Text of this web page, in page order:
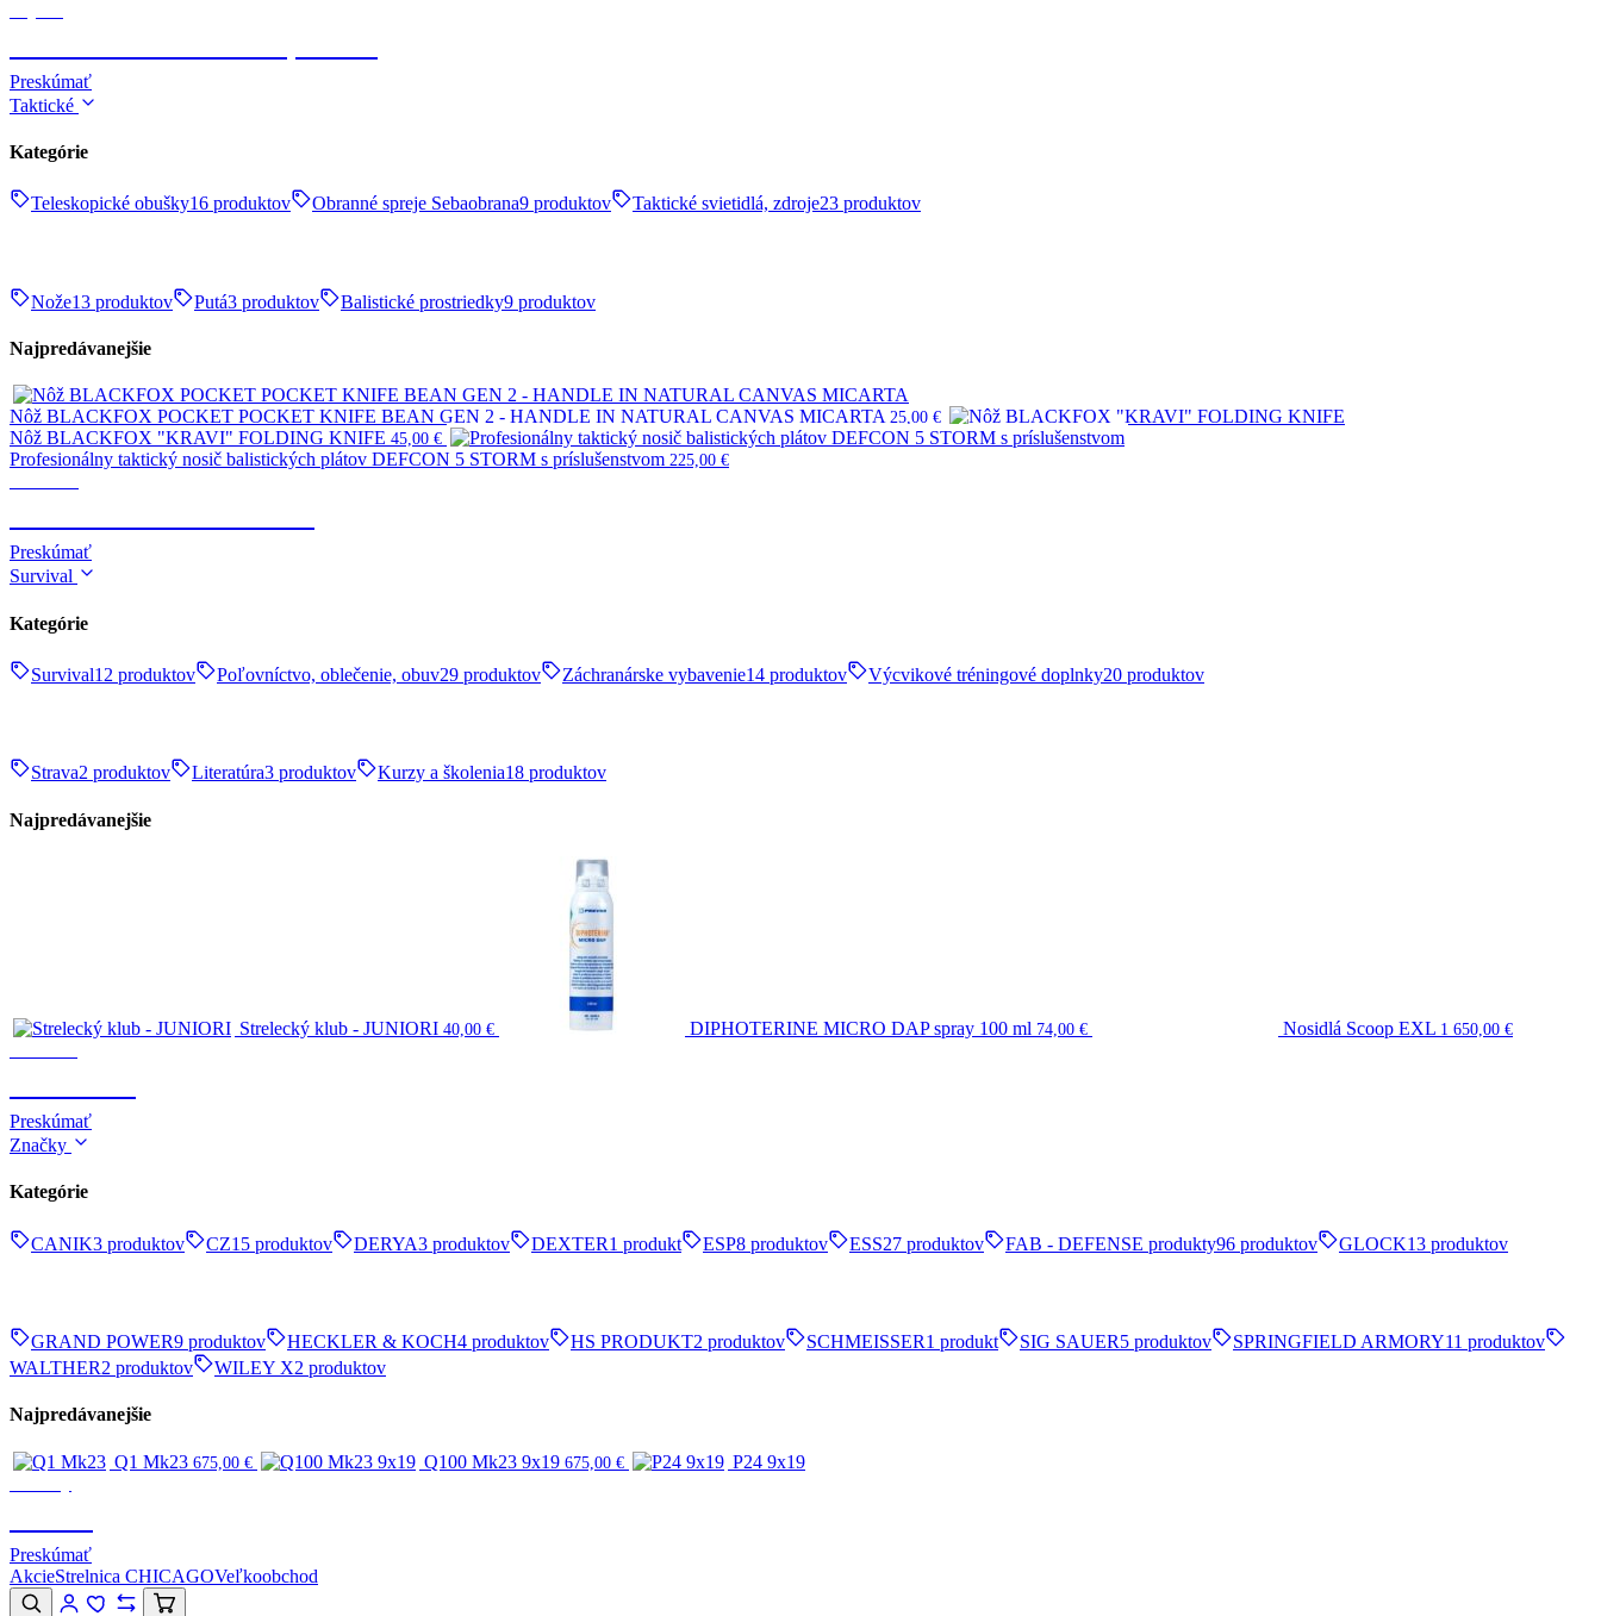
Preskúmať
Taktické
Kategórie
Teleskopické obušky16 produktov Obranné spreje Sebaobrana9 produktov Taktické svietidlá, zdroje23 produktov
Nože13 produktov Putá3 produktov Balistické prostriedky9 produktov
Najpredávanejšie
Nôž BLACKFOX POCKET POCKET KNIFE BEAN GEN 2 - HANDLE IN NATURAL CANVAS MICARTA 25,00 €
Nôž BLACKFOX "KRAVI" FOLDING KNIFE 45,00 €
Profesionálny taktický nosič balistických plátov DEFCON 5 STORM s príslušenstvom 225,00 €
Preskúmať
Survival
Kategórie
Survival12 produktov Poľovníctvo, oblečenie, obuv29 produktov Záchranárske vybavenie14 produktov Výcvikové tréningové doplnky20 produktov
Strava2 produktov Literatúra3 produktov Kurzy a školenia18 produktov
Najpredávanejšie
Strelecký klub - JUNIORI 40,00 € DIPHOTERINE MICRO DAP spray 100 ml 74,00 € Nosidlá Scoop EXL 1 650,00 €
Preskúmať
Značky
Kategórie
CANIK3 produktov CZ15 produktov DERYA3 produktov DEXTER1 produkt ESP8 produktov ESS27 produktov FAB - DEFENSE produkty96 produktov GLOCK13 produktov
GRAND POWER9 produktov HECKLER & KOCH4 produktov HS PRODUKT2 produktov SCHMEISSER1 produkt SIG SAUER5 produktov SPRINGFIELD ARMORY11 produktov
WALTHER2 produktov WILEY X2 produktov
Najpredávanejšie
Q1 Mk23 675,00 € Q100 Mk23 9x19 675,00 €
P24 9x19
Preskúmať
AkcieStrelnica CHICAGOVeľkoobchod